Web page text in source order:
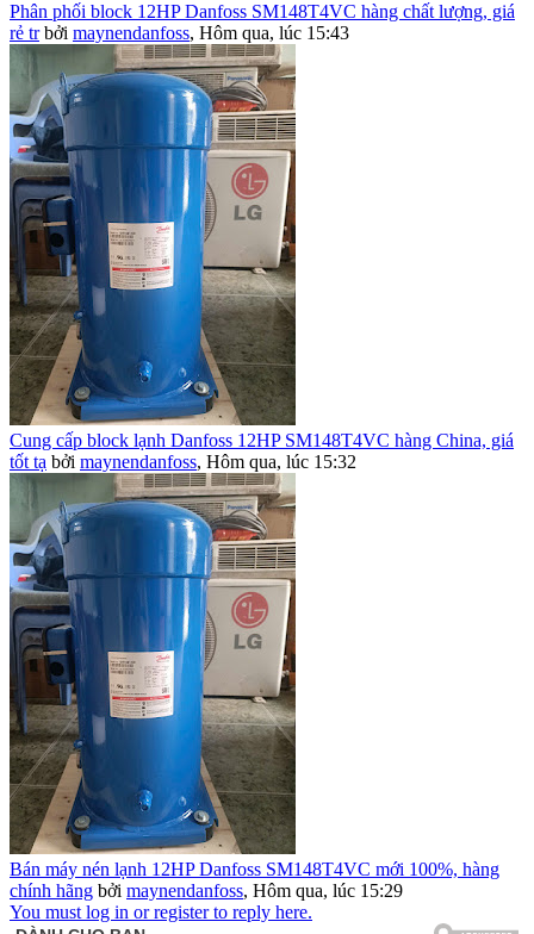
Phân phối block 12HP Danfoss SM148T4VC hàng chất lượng, giá
rẻ tr bởi maynendanfoss, Hôm qua, lúc 15:43
Cung cấp block lạnh Danfoss 12HP SM148T4VC hàng China, giá
tốt tạ bởi maynendanfoss, Hôm qua, lúc 15:32
Bán máy nén lạnh 12HP Danfoss SM148T4VC mới 100%, hàng
chính hãng bởi maynendanfoss, Hôm qua, lúc 15:29
You must log in or register to reply here.